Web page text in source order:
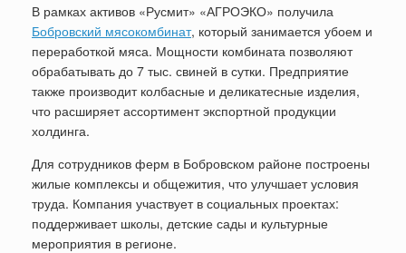
В рамках активов «Русмит» «АГРОЭКО» получила
Бобровский мясокомбинат, который занимается убоем и
переработкой мяса. Мощности комбината позволяют
обрабатывать до 7 тыс. свиней в сутки. Предприятие
также производит колбасные и деликатесные изделия,
что расширяет ассортимент экспортной продукции
холдинга.
Для сотрудников ферм в Бобровском районе построены
жилые комплексы и общежития, что улучшает условия
труда. Компания участвует в социальных проектах:
поддерживает школы, детские сады и культурные
мероприятия в регионе.